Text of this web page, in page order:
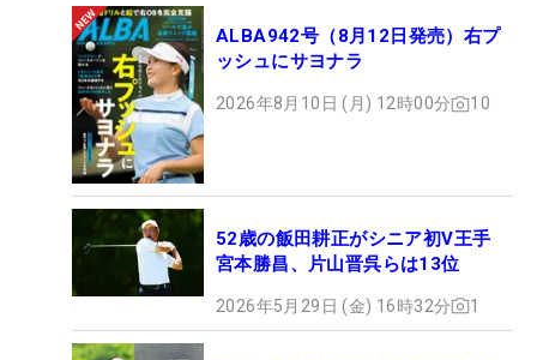
ALBA942号（8月12日発売）右プ
ッシュにサヨナラ
2026年8月10日 (月) 12時00分 10
52歳の飯田耕正がシニア初V王手
宮本勝昌、片山晋呉らは13位
2026年5月29日 (金) 16時32分 1